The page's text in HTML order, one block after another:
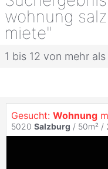
wohnung
miete"
1 bis 12 von mehr als
Gesucht: Wohnung
5020 Salzburg / 50m² /